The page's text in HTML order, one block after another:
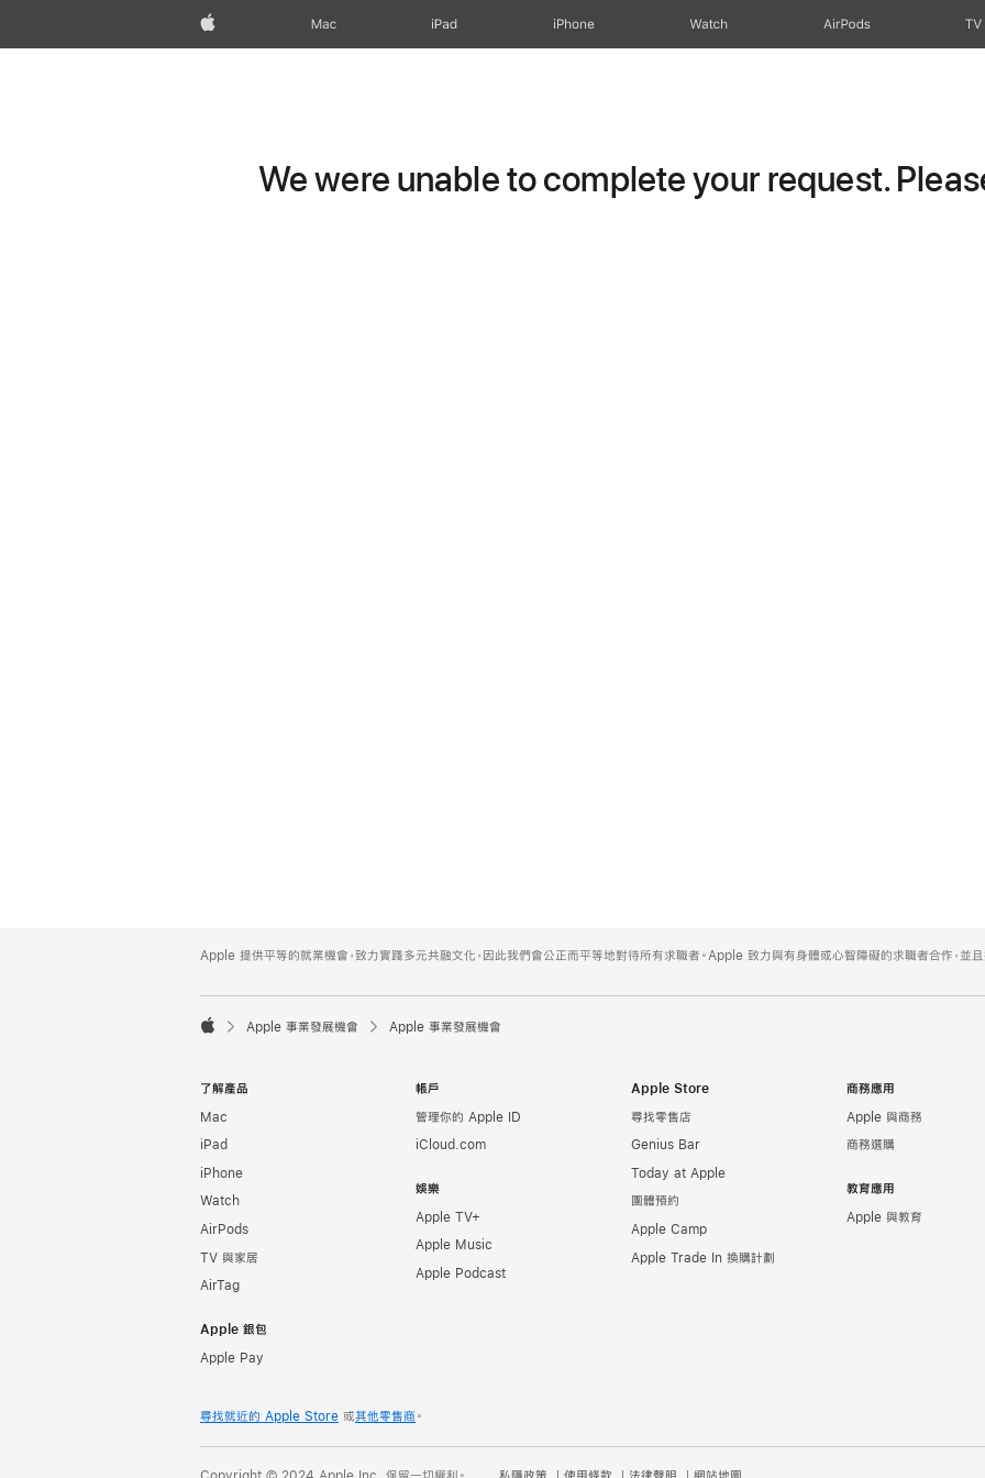
Apple Mac iPad iPhone Watch AirPods TV
We were unable to complete your request.
Footer
Apple 提供平等的就業機會，致力實踐多元共融文化，因此我們會公正而平等地對待所有求職者。Apple 致力與有身體或心智障礙的求職者合作，並且

Apple 事業發展機會 Apple 事業發展機會
了解產品
Mac
iPad
iPhone
Watch
AirPods
TV 與家居
AirTag
Apple 銀包
Apple Pay
帳戶
管理你的 Apple ID
iCloud.com
娛樂
Apple TV+
Apple Music
Apple Podcast
Apple Store
尋找零售店
Genius Bar
Today at Apple
團體預約
Apple Camp
Apple Trade In 換購計劃
商務應用
Apple 與商務
商務選購
教育應用
Apple 與教育
尋找就近的 Apple Store 或其他零售商 。